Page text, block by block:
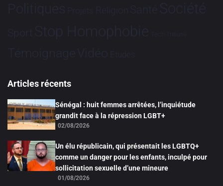
Politiques Projets Religion Santé Société
Sport Stop Homophobie Tech Tribune
TémoignageVidéo Études
Articles récents
Sénégal : huit femmes arrêtées, l’inquiétude
grandit face à la répression LGBT+
02/08/2026
Un élu républicain, qui présentait les LGBTQ+
comme un danger pour les enfants, inculpé pour
sollicitation sexuelle d’une mineure
01/08/2026